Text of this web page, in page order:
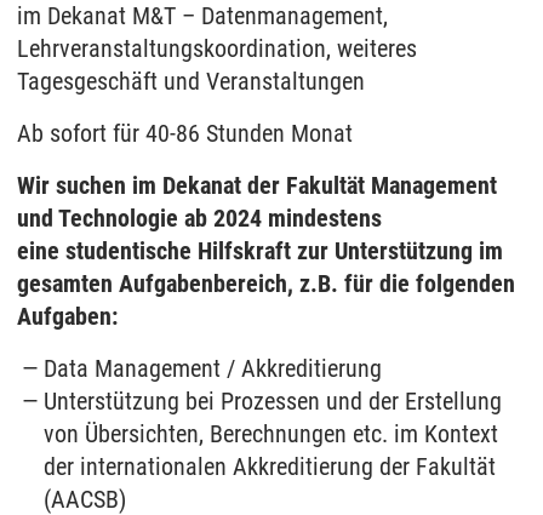
im Dekanat M&T – Datenmanagement,
Lehrveranstaltungskoordination, weiteres
Tagesgeschäft und Veranstaltungen
Ab sofort für 40-86 Stunden Monat
Wir suchen im Dekanat der Fakultät Management
und Technologie ab 2024 mindestens
eine studentische Hilfskraft zur Unterstützung im
gesamten Aufgabenbereich, z.B. für die folgenden
Aufgaben:
Data Management / Akkreditierung
Unterstützung bei Prozessen und der Erstellung
von Übersichten, Berechnungen etc. im Kontext
der internationalen Akkreditierung der Fakultät
(AACSB)